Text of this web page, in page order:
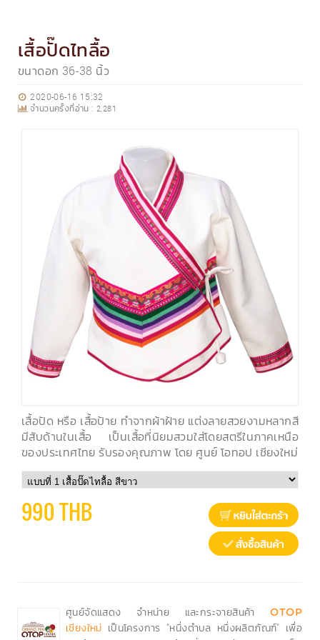
เสื้อปั๊ดไทลื้อ
ขนาดอก 36-38 นิ้ว
2020-06-16 15:32
จำนวนครั้งที่อ่าน : 2,281
เสื้อปัด หรือ เสื้อป้าย ทำจากผ้าฝ้าย แต่งลายสวยงามหลากสี
มีสับด้านในเสื้อ เป็นเสื้อที่นิยมสวมใส่โดยสตรีในภาคเหนือ
ของประเทศไทย รับรองคุณภาพ โดย ศูนย์ โอทอป เชียงใหม่
990 THB
ศูนย์จัดแสดง จำหน่าย และกระจายสินค้าOTOP
เชียงใหม่ เป็นโครงการ "หนึ่งตำบล หนึ่งผลิตภัณฑ์" เพื่อ